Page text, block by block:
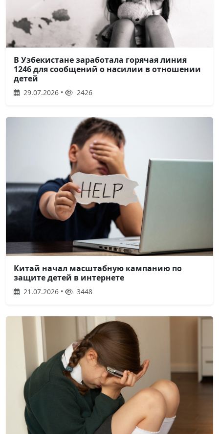
В Узбекистане заработала горячая линия
1246 для сообщений о насилии в отношении
детей
29.07.2026 • 2426
Китай начал масштабную кампанию по
защите детей в интернете
21.07.2026 • 3448